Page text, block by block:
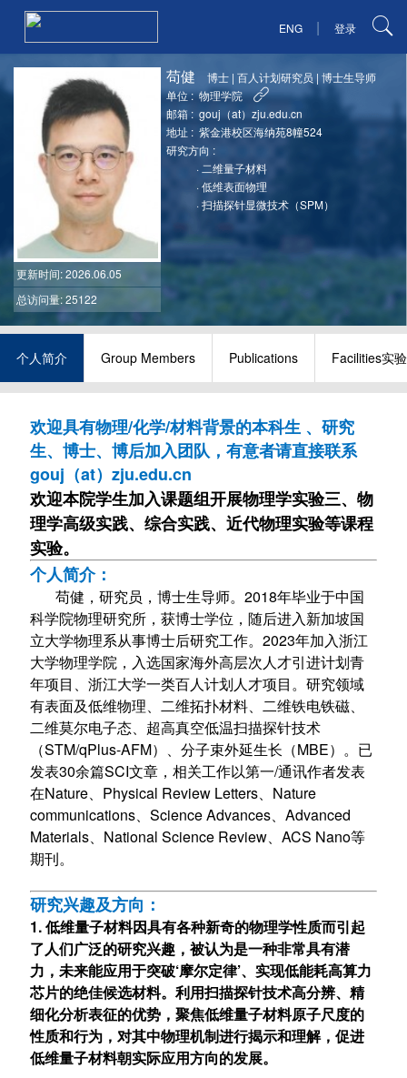
ENG | 登录
更新时间: 2026.06.05
总访问量: 25122
苟健 博士 |百人计划研究员 |博士生导师
单位 : 物理学院
邮箱 : gouj（at）zju.edu.cn
地址 : 紫金港校区海纳苑8幢524
研究方向 :
· 二维量子材料
·低维表面物理
·扫描探针显微技术（SPM）
个人简介 Group Members Publications Facilities实
欢迎具有物理/化学/材料背景的本科生 、研究
生、博士、博后加入团队，有意者请直接联系
gouj（at）zju.edu.cn
欢迎本院学生加入课题组开展物理学实验三、物
理学高级实践、综合实践、近代物理实验等课程
实验。
个人简介：
苟健，研究员，博士生导师。2018年毕业于中国
科学院物理研究所，获博士学位，随后进入新加坡国
立大学物理系从事博士后研究工作。2023年加入浙江
大学物理学院，入选国家海外高层次人才引进计划青
年项目、浙江大学一类百人计划人才项目。研究领域
有表面及低维物理、二维拓扑材料、二维铁电铁磁、
二维莫尔电子态、超高真空低温扫描探针技术
（STM/qPlus-AFM）、分子束外延生长（MBE）。已
发表30余篇SCI文章，相关工作以第一/通讯作者发表
在Nature、Physical Review Letters、Nature
communications、Science Advances、Advanced
Materials、National Science Review、ACS Nano等
期刊。
研究兴趣及方向：
1. 低维量子材料因具有各种新奇的物理学性质而引起
了人们广泛的研究兴趣，被认为是一种非常具有潜
力，未来能应用于突破‘摩尔定律’、实现低能耗高算力
芯片的绝佳候选材料。利用扫描探针技术高分辨、精
细化分析表征的优势，聚焦低维量子材料原子尺度的
性质和行为，对其中物理机制进行揭示和理解，促进
低维量子材料朝实际应用方向的发展。